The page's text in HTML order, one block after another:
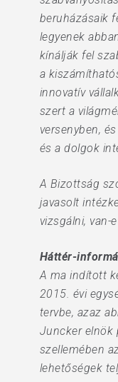
beruházásaik
legyenek
kínálják fel
a
innovatív
szert a
versenyben,
és a dolgok
A Bizottság
javasolt
vizsgálni, van-
Háttér-
A ma indított
2015. évi
tervbe, azaz
Juncker elnök
szellemében
lehetőségek